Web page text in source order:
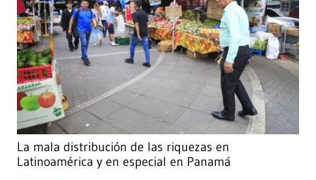
La mala distribución de las riquezas en
Latinoamérica y en especial en Panamá